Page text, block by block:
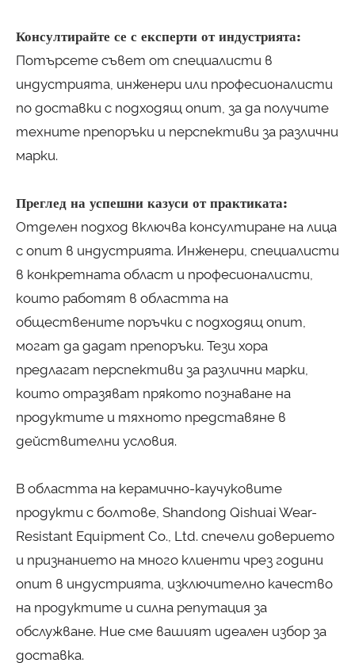
Консултирайте се с експерти от индустрията:
Потърсете съвет от специалисти в
индустрията, инженери или професионалисти
по доставки с подходящ опит, за да получите
техните препоръки и перспективи за различни
марки.
Преглед на успешни казуси от практиката:
Отделен подход включва консултиране на лица
с опит в индустрията. Инженери, специалисти
в конкретната област и професионалисти,
които работят в областта на
обществените поръчки с подходящ опит,
могат да дадат препоръки. Тези хора
предлагат перспективи за различни марки,
които отразяват прякото познаване на
продуктите и тяхното представяне в
действителни условия.
В областта на керамично-каучуковите
продукти с болтове, Shandong Qishuai Wear-
Resistant Equipment Co., Ltd. спечели доверието
и признанието на много клиенти чрез години
опит в индустрията, изключително качество
на продуктите и силна репутация за
обслужване. Ние сме вашият идеален избор за
доставка.